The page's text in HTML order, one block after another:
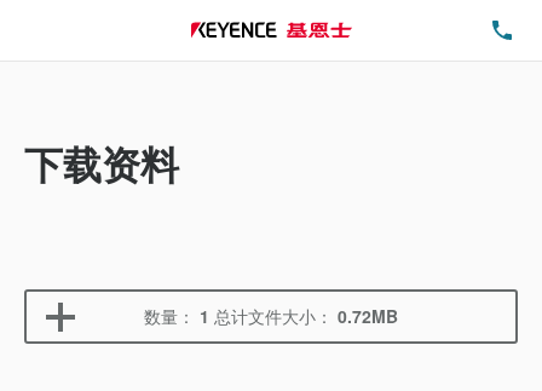
下载资料
数量： 1 总计文件大小： 0.72MB